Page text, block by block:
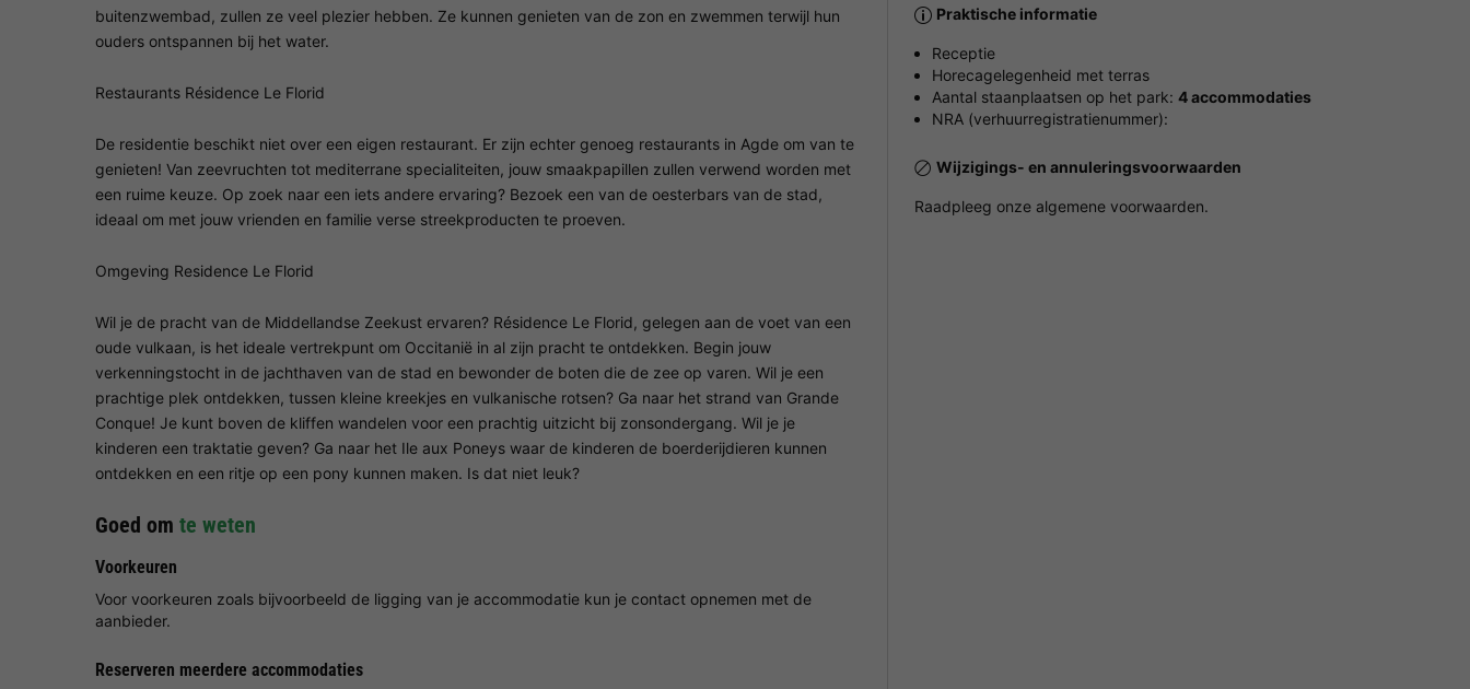
buitenzwembad, zullen ze veel plezier hebben. Ze kunnen genieten van de zon en zwemmen terwijl hun
ouders ontspannen bij het water.
Restaurants Résidence Le Florid
De residentie beschikt niet over een eigen restaurant. Er zijn echter genoeg restaurants in Agde om van te
genieten! Van zeevruchten tot mediterrane specialiteiten, jouw smaakpapillen zullen verwend worden met
een ruime keuze. Op zoek naar een iets andere ervaring? Bezoek een van de oesterbars van de stad,
ideaal om met jouw vrienden en familie verse streekproducten te proeven.
Omgeving Residence Le Florid
Wil je de pracht van de Middellandse Zeekust ervaren? Résidence Le Florid, gelegen aan de voet van een
oude vulkaan, is het ideale vertrekpunt om Occitanië in al zijn pracht te ontdekken. Begin jouw
verkenningstocht in de jachthaven van de stad en bewonder de boten die de zee op varen. Wil je een
prachtige plek ontdekken, tussen kleine kreekjes en vulkanische rotsen? Ga naar het strand van Grande
Conque! Je kunt boven de kliffen wandelen voor een prachtig uitzicht bij zonsondergang. Wil je je
kinderen een traktatie geven? Ga naar het Ile aux Poneys waar de kinderen de boerderijdieren kunnen
ontdekken en een ritje op een pony kunnen maken. Is dat niet leuk?
Goed om te weten
Voorkeuren
Voor voorkeuren zoals bijvoorbeeld de ligging van je accommodatie kun je contact opnemen met de
aanbieder.
Reserveren meerdere accommodaties
Praktische informatie
Receptie
Horecagelegenheid met terras
Aantal staanplaatsen op het park:4 accommodaties
NRA (verhuurregistratienummer):
Wijzigings- en annuleringsvoorwaarden
Raadpleeg onze algemene voorwaarden.